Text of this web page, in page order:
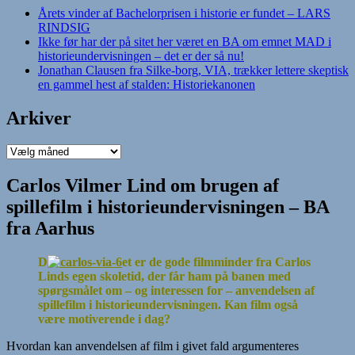
Årets vinder af Bachelorprisen i historie er fundet – LARS
RINDSIG
Ikke før har der på sitet her været en BA om emnet MAD i
historieundervisningen – det er der så nu!
Jonathan Clausen fra Silke-borg, VIA, trækker lettere skeptisk
en gammel hest af stalden: Historiekanonen
Arkiver
Arkiver
Carlos Vilmer Lind om brugen af
spillefilm i historieundervisningen – BA
fra Aarhus
D
et er de gode filmminder fra Carlos
Linds egen skoletid, der får ham på banen med
spørgsmålet om – og interessen for – anvendelsen af
spillefilm i historieundervisningen. Kan film også
være motiverende i dag?
Hvordan kan anvendelsen af film i givet fald argumenteres